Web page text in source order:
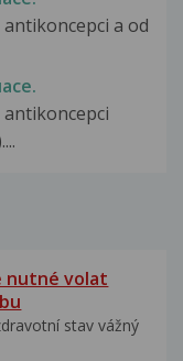
a od
antikoncepci
nutné volat
stav vážný